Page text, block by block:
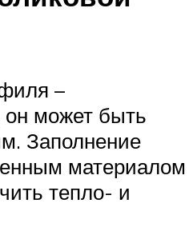
–
он может быть
Заполнение
материалом
тепло- и